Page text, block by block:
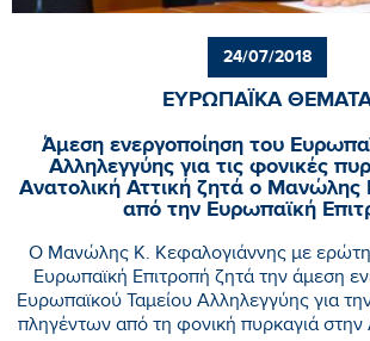
24/07/2018
ΕΥΡΩΠΑΪΚΑ
Άμεση ενεργοποίηση του
Αλληλεγγύης για τις φονικές
Ανατολική Αττική ζητά ο Μανώλης
από την Ευρωπαϊκή
Ο Μανώλης Κ. Κεφαλογιάννης με
Ευρωπαϊκή Επιτροπή ζητά την άμεση
Ευρωπαϊκού Ταμείου Αλληλεγγύης για
πληγέντων από τη φονική πυρκαγιά στην